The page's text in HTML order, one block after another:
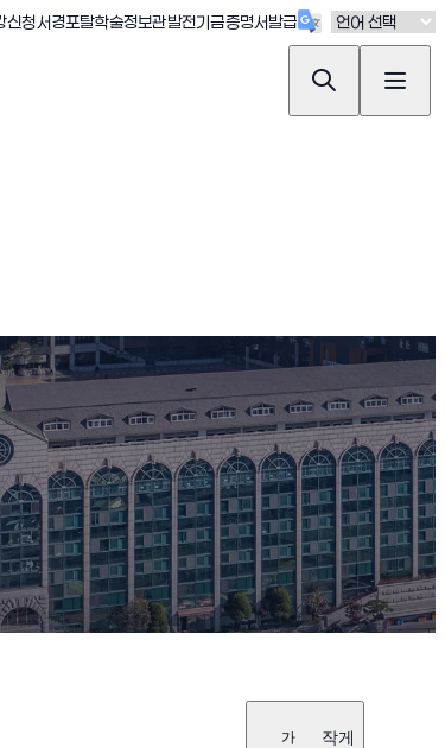
신청(새창 열림)
서경포탈(새창 열림)
학술정보관(새창 열림)
발전기금(새창 열림)
증명서발급(새창 열림)
가 작게